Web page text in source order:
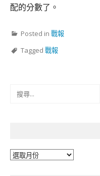
配的分數了。
Posted in 戰報
Tagged 戰報
彙